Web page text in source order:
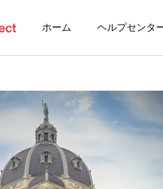
ホーム ヘルプセンタ
ラン
eSIMを利用す
ッパeSIM [33か国]
ぶ